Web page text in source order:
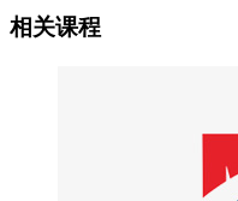
相关课程